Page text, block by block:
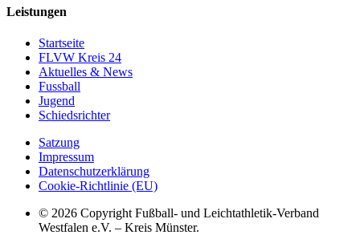
Leistungen
Startseite
FLVW Kreis 24
Aktuelles & News
Fussball
Jugend
Schiedsrichter
Satzung
Impressum
Datenschutzerklärung
Cookie-Richtlinie (EU)
© 2026 Copyright Fußball- und Leichtathletik-Verband
Westfalen e.V. – Kreis Münster.